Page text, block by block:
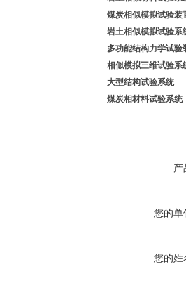
煤炭相似模拟试验装
岩土相似模拟试验系
多功能结构力学试
相似模拟三维试验系
大型结构试验系统
煤炭相材料试验系统
产
您的单
您的姓